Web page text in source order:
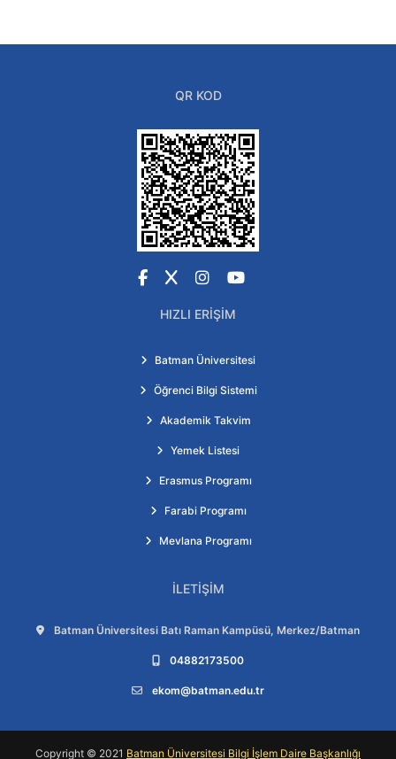
QR KOD
Facebook
X Instagram
YouTube
HIZLI ERIŞIM
Batman Üniversitesi
Öğrenci Bilgi Sistemi
Akademik Takvim
Yemek Listesi
Erasmus Programı
Farabi Programı
Mevlana Programı
İLETIŞIM
Adres:
Batman Üniversitesi Batı Raman Kampüsü, Merkez/Batman
Telefon:
04882173500
E-posta:
ekom@batman.edu.tr
Copyright © 2021 Batman Üniversitesi Bilgi İşlem Daire Başkanlığı